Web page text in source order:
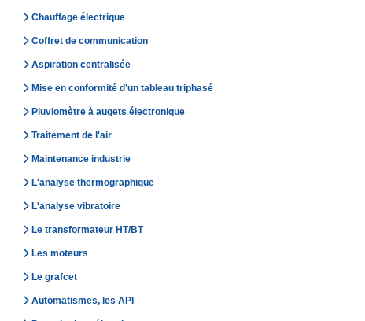
Chauffage électrique
Coffret de communication
Aspiration centralisée
Mise en conformité d’un tableau triphasé
Pluviomètre à augets électronique
Traitement de l'air
Maintenance industrie
L'analyse thermographique
L'analyse vibratoire
Le transformateur HT/BT
Les moteurs
Le grafcet
Automatismes, les API